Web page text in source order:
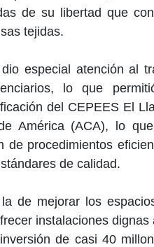
de su libertad que
tejidas.
especial atención al
lo que
del CEPEES El
América (ACA), lo
de procedimientos
de calidad.
de mejorar los
instalaciones dignas
de casi 40